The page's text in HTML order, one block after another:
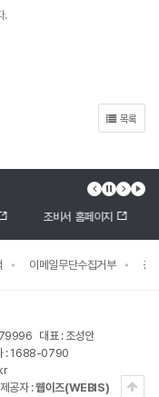
.
목록
이전 배너
배너 정지
다음 배
배
조비서 홈페이지
이메일무단수집거부 광
대표 : 조성안
: 1688-0790
공자 :웹이즈(WEBIS)